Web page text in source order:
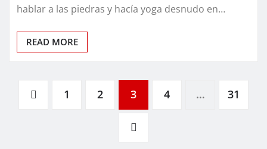
hablar a las piedras y hacía yoga desnudo en…
READ MORE
Navegación
1 2 3 4 … 31